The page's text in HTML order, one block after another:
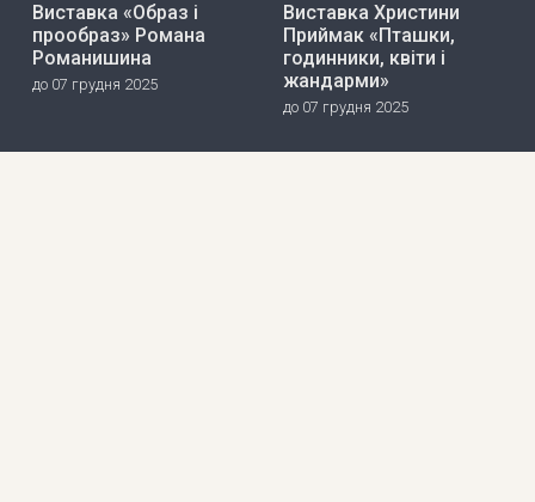
Виставка «Образ і
прообраз» Романа
Романишина
до 07 грудня 2025
Виставка Христини
Приймак «Пташки,
годинники, квіти і
жандарми»
до 07 грудня 2025